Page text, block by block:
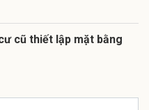
cũ thiết lập mặt bằng